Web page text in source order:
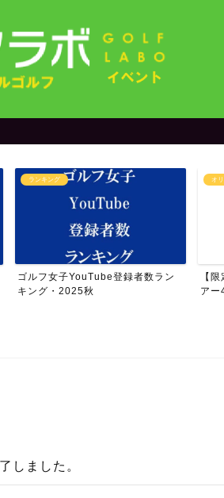
ラン
オリジナルグッズ
【限定発売中】2020年度JLPGAツ
アー4勝の今話題の...
しました。